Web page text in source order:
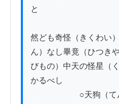
と
然ども奇怪（きくわい
ん）なし畢竟（ひつき
びもの）中天の怪星（
かるべし
○天狗（てん